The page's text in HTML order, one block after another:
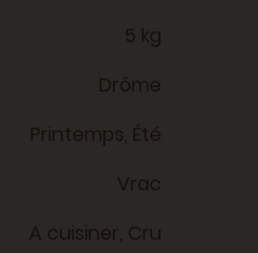
5 kg
Drôme
Printemps, Été
Vrac
A cuisiner, Cru